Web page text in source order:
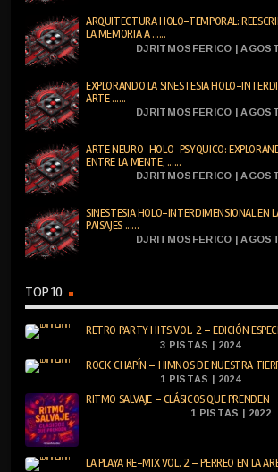
ARQUITECTURA HOLO-TEMPORAL:
LA MEMORIA A ......
DJRITMOSFERICO |
EXPLORANDO LA SINESTESIA HOLO-
ARTE ......
DJRITMOSFERICO |
ARTE NEURO-HOLO-PSYQUICO:
ENTRE LA MENTE, ......
DJRITMOSFERICO |
SINESTESIA HOLO-INTERDIMENSIONAL EN
PAISAJES ......
DJRITMOSFERICO |
TOP 10
RETRO PARTY HITS VOL. 2 – EDICIÓN
3 PISTAS | 2024
ROCK CHAPÍN – HIMNOS DE NUESTRA
1 PISTAS | 2024
RITMO SALVAJE – CLÁSICOS QUE PRENDEN
1 PISTAS | 2022
LA PLAYA RE-MIX VOL. 2 – PERREO EN LA